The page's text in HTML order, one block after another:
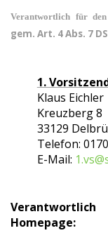
Verantwortlich für
gem. Art. 4 Abs. 7
1.
Klaus Eichler
Kreuzberg 8
33129
Telefon:
E-Mail:
Homepage: